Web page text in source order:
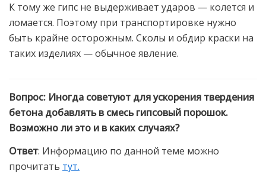
К тому же гипс не выдерживает ударов — колется и
ломается. Поэтому при транспортировке нужно
быть крайне осторожным. Сколы и обдир краски на
таких изделиях — обычное явление.
Вопрос: Иногда советуют для ускорения твердения
бетона добавлять в смесь гипсовый порошок.
Возможно ли это и в каких случаях?
Ответ: Информацию по данной теме можно
прочитать тут.